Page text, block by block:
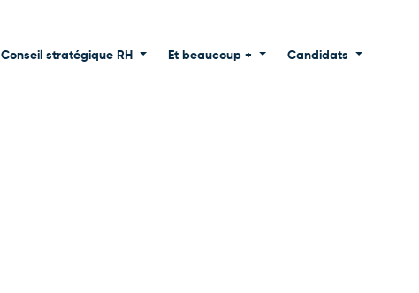
Conseil stratégique RH Et beaucoup + Candidats